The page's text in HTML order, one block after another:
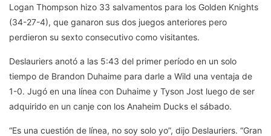
Logan Thompson hizo 33 salvamentos para los Golden Knights
(34-27-4), que ganaron sus dos juegos anteriores pero
perdieron su sexto consecutivo como visitantes.
Deslauriers anotó a las 5:43 del primer período en un solo
tiempo de Brandon Duhaime para darle a Wild una ventaja de
1-0. Jugó en una línea con Duhaime y Tyson Jost luego de ser
adquirido en un canje con los Anaheim Ducks el sábado.
“Es una cuestión de línea, no soy solo yo”, dijo Deslauriers. “Gran